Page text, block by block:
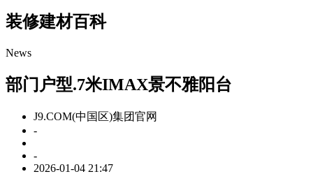
装修建材百科
News
部门户型.7米IMAX景不雅阳台
J9.COM(中国区)集团官网
-
-
2026-01-04 21:47